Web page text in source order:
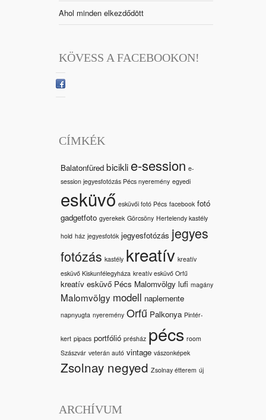
Ahol minden elkezdődött
KÖVESS A FACEBOOKON!
CÍMKÉK
Balatonfüred bicikli e-session e-
session jegyesfotózás Pécs nyeremény egyedi
esküvő esküvői fotó Pécs facebook fotó
gadgetfoto gyerekek Görcsöny Hertelendy kastély
hold ház jegyesfotók jegyesfotózás jegyes
fotózás kastély kreatív kreatív
esküvő Kiskunfélegyháza kreatív esküvő Orfű
kreatív esküvő Pécs Malomvölgy lufi magány
Malomvölgy modell naplemente
napnyugta nyeremény Orfű Palkonya Pintér-
kert pipacs portfólió présház pécs room
Szászvár veterán autó vintage vászonképek
Zsolnay negyed Zsolnay étterem új
ARCHÍVUM